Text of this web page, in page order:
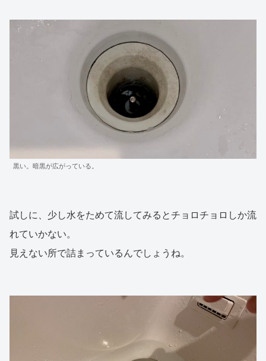
黒い。暗黒が広がっている。
試しに、少し水をためて流してみるとチョロチョロしか流
れていかない。
見えない所で詰まっているんでしょうね。